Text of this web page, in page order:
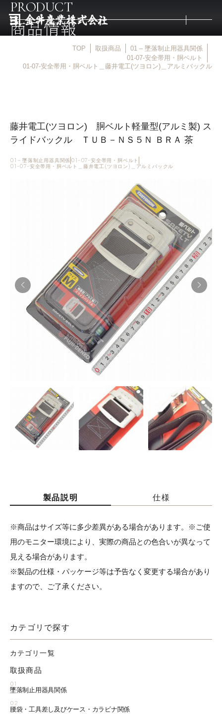
採用情報
PRODUCT
商品情報
TOP 取扱商品
01 – 墜落制止用器具関係
01-07-安全帯用・胴ベルト
01-07-安全帯用・胴ベルト＿藤井電工(ツヨロン)＿アルミバックル
藤井電工(ツヨロン) 胴ベルト軽量型(アルミ製) ス
ライドバックル ＴＵＢ－ＮＳ５Ｎ ＢＲＡ 茶
01 – 墜落制止用器具関係 01-07-安全帯用・胴ベルト
01-07-安全帯用・胴ベルト＿藤井電工(ツヨロン)＿アルミバックル
製品説明 仕様
※商品はサイズ等に多少差異がある場合があります。※ご使
用のモニター環境により、実際の商品との色合いが異なって
見える場合があります。
※製品の仕様・パッケージ等は予告なく変更する場合があり
ますので、ご了承ください。
カテゴリで探す
カテゴリ一覧
取扱商品
01
墜落制止用器具関係
02
腰袋・工具差し及びケース・カラビナ関係